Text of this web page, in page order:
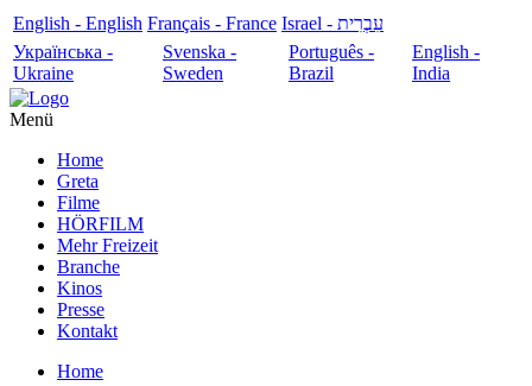
English - English Français - France
עִבְרִית - Israel
Українська -
Ukraine
Svenska -
Sweden
Português -
Brazil
English -
India
Menü
Home
Greta
Filme
HÖRFILM
Mehr Freizeit
Branche
Kinos
Presse
Kontakt
Home